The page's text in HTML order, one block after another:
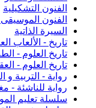
الفنون التشكيلية
الفنون الموسيقى
السيرة الذاتية
تاريخ - الألعاب
تاريخ العلوم -
تاريخ العلوم -
رواية - التربية
رواية للناشئة -
سلسلة تعليم